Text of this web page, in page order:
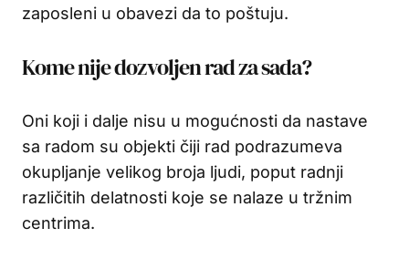
zaposleni u obavezi da to poštuju.
Kome nije dozvoljen rad za sada?
Oni koji i dalje nisu u mogućnosti da nastave
sa radom su objekti čiji rad podrazumeva
okupljanje velikog broja ljudi, poput radnji
različitih delatnosti koje se nalaze u tržnim
centrima.